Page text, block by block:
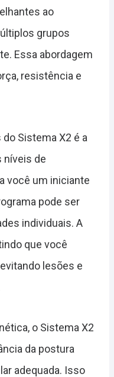
ao
grupos
Essa abordagem
resistência e
Sistema X2 é a
níveis de
você um iniciante
pode ser
individuais. A
que você
lesões e
o Sistema X2
da postura
adequada. Isso